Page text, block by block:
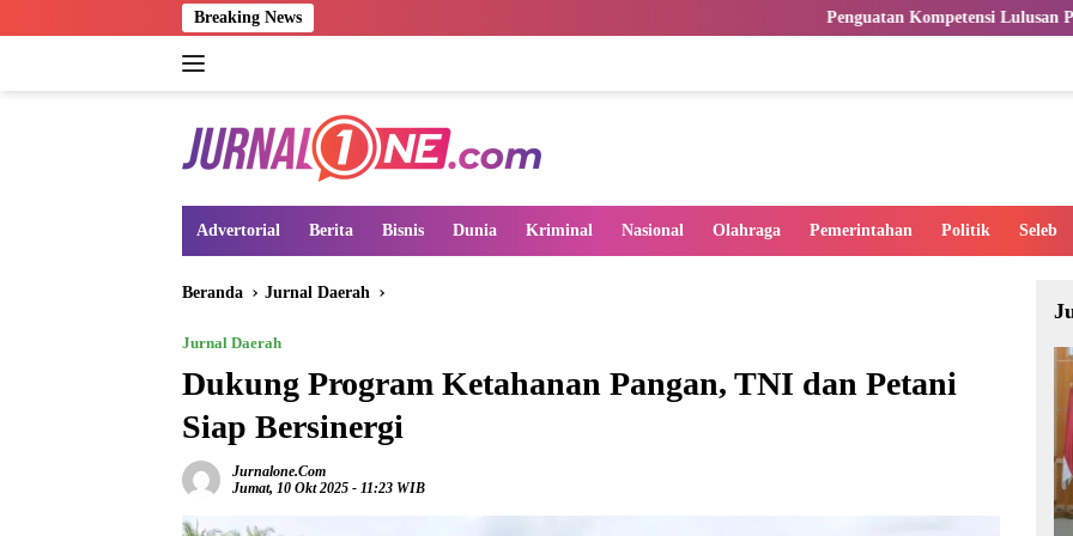
ke
Breaking News Penguatan Kompetensi Lulusan Perguruan Tinggi
Advertorial Berita Bisnis Dunia Kriminal Nasional Olahraga Pemerintahan Politik Seleb
Beranda Jurnal Daerah
Jurnal Daerah
Dukung Program Ketahanan Pangan, TNI dan Petani
Siap Bersinergi
Jurnalone.com
Jumat, 10 Okt 2025 - 11:23 WIB